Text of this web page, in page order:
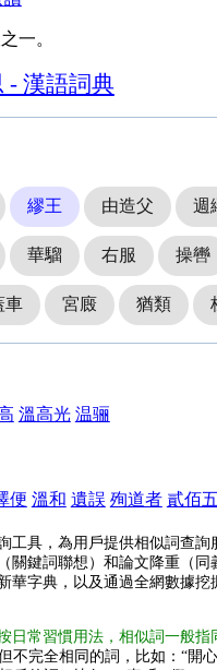
一。
- 漢語詞典
繆王 由造父 週
華騮 右服 操轡
車 宮廄 猶類
溫高光 温骊
便 溫和 遺誤 殉道者 貳佰五
工具，為用戶提供相似詞查
關鍵詞聯想）和論文降重（同
華字典，以及通過全網數據
日常習慣用法，相似詞一般
不完全相同的詞，比如：“開心